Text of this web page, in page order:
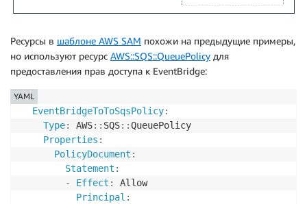
Ресурсы в шаблоне AWS SAM похожи на предыдущие примеры,
но используют ресурс AWS::SQS::QueuePolicy для
предоставления прав доступа к EventBridge:
EventBridgeToToSqsPolicy:
Type: AWS: : SQS: :QueuePolicy
Properties :
PolicyDocument :
Statement :
-
Effect :
Allow
Principal :
YAML